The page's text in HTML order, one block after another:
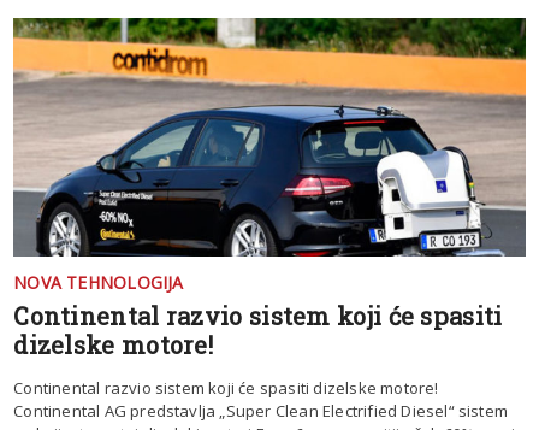
NOVA TEHNOLOGIJA
Continental razvio sistem koji će spasiti
dizelske motore!
Continental razvio sistem koji će spasiti dizelske motore!
Continental AG predstavlja „Super Clean Electrified Diesel“ sistem